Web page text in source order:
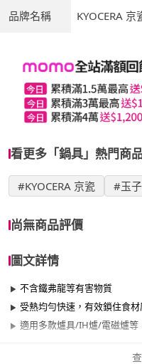
品牌名稱 KYOCERA 京
看更多「鍋具」熱門商
#KYOCERA 京瓷 #玉
尚無商品評價
圖文詳情
不含鐵弗龍等有害物質
受熱均勻快速，有效鎖住食
適用多款爐具/IH爐/電磁爐等